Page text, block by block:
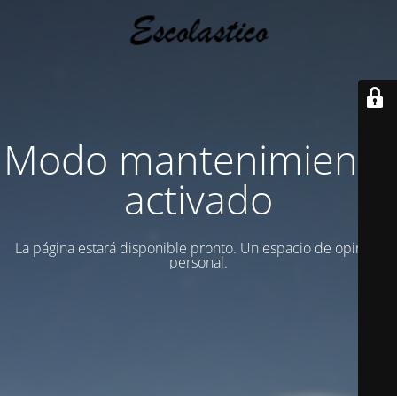
Modo mantenimiento
activado
La página estará disponible pronto. Un espacio de opinion
personal.